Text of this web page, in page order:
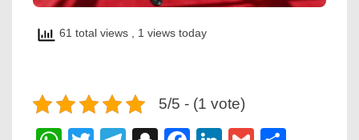
61 total views , 1 views today
5/5 - (1 vote)